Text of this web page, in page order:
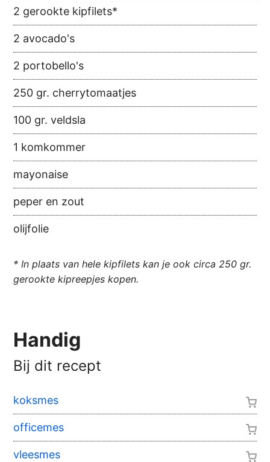
2 gerookte kipfilets*
2 avocado's
2 portobello's
250 gr. cherrytomaatjes
100 gr. veldsla
1 komkommer
mayonaise
peper en zout
olijfolie
* In plaats van hele kipfilets kan je ook circa 250 gr.
gerookte kipreepjes kopen.
Handig
Bij dit recept
koksmes
officemes
vleesmes